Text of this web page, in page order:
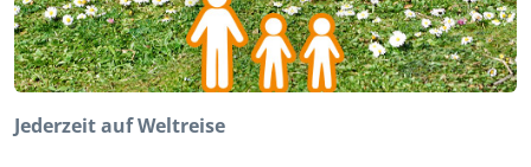
Jederzeit auf Weltreise